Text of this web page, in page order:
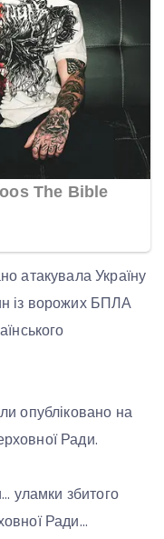
атакувала Україну
із ворожих БПЛА
опубліковано на
Ради.
уламки збитого
Ради…